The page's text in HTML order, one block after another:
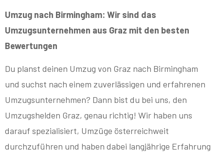
Umzug nach Birmingham: Wir sind das
Umzugsunternehmen aus Graz mit den besten
Bewertungen
Du planst deinen Umzug von Graz nach Birmingham
und suchst nach einem zuverlässigen und erfahrenen
Umzugsunternehmen? Dann bist du bei uns, den
Umzugshelden Graz, genau richtig! Wir haben uns
darauf spezialisiert, Umzüge österreichweit
durchzuführen und haben dabei langjährige Erfahrung